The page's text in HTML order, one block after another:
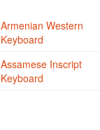
Armenian Western
Keyboard
Assamese Inscript
Keyboard